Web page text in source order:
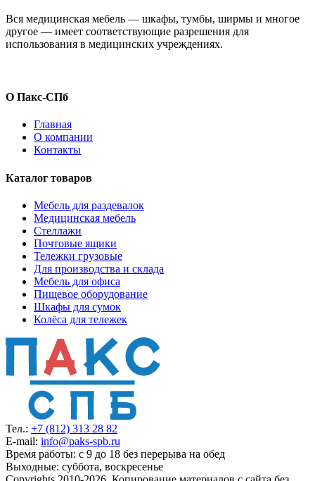
Вся медицинская мебель — шкафы, тумбы, ширмы и многое
другое — имеет соответствующие разрешения для
использования в медицинских учреждениях.
О Пакс-СПб
Главная
О компании
Контакты
Каталог товаров
Мебель для раздевалок
Медицинская мебель
Стеллажи
Почтовые ящики
Тележки грузовые
Для производства и склада
Мебель для офиса
Пищевое оборудование
Шкафы для сумок
Колёса для тележек
Тел.: +7 (812) 313 28 82
E-mail: info@paks-spb.ru
Время работы: с 9 до 18 без перерыва на обед
Выходные: суббота, воскресенье